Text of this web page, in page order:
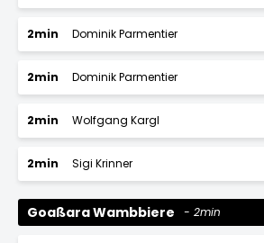
2min Dominik Parmentier
2min Dominik Parmentier
2min Wolfgang Kargl
2min Sigi Krinner
Goaßara Wambbiere 2min